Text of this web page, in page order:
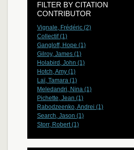
FILTER BY CITATION
CONTRIBUTOR
Vignale, Frédéric (2)
Collectif (1)
Gangloff, Hope (1)
Gilroy, James (1)
Holabird, John (1)
Hotch, Amy (1)
Laï, Tamara (1)
Meledandri, Nina (1)
Pichette, Jean (1)
Rabodzeenko, Andrei (1)
Search, Jason (1)
Storr, Robert (1)